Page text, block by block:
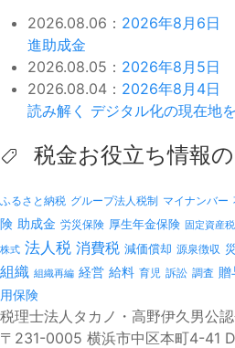
2026.08.06： 2026年8月6日
進助成金
2026.08.05： 2026年8月5日
2026.08.04： 2026年8月4日
読み解く デジタル化の現在地
税金お役立ち情報
ふるさと納税 グループ法人税制 マイナンバー
険 助成金 労災保険 厚生年金保険 固定資産税
株式 法人税 消費税 減価償却 源泉徴収
組織 組織再編 経営 給料 育児 訴訟 調査 贈
用保険
税理士法人タカノ・高野伊久男公
〒231-0005 横浜市中区本町4-41